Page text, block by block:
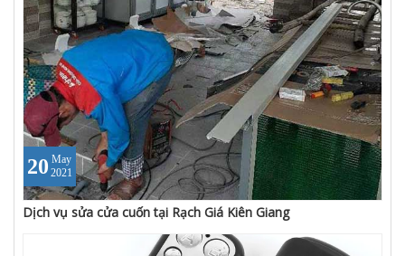
20 May
2021
Dịch vụ sửa cửa cuốn tại Rạch Giá Kiên Giang